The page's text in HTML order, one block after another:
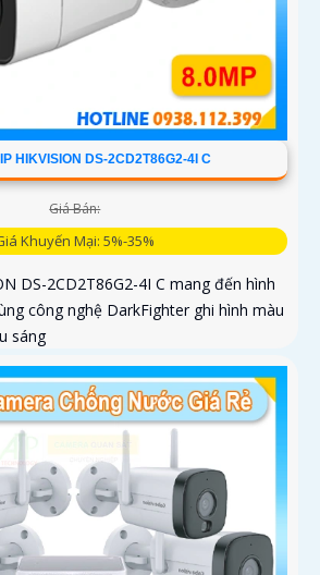
HIKVISION DS-2CD2T86G2-4I C
Giá Bán:
Khuyến Mại: 5%-35%
DS-2CD2T86G2-4I C mang đến hình
công nghệ DarkFighter ghi hình màu
sáng